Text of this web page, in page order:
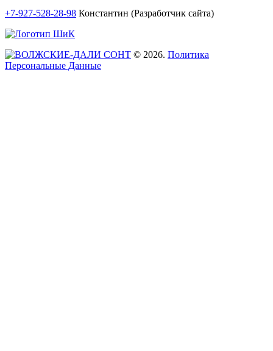
+7-927-528-28-98 Константин (Разработчик сайта)
© 2026. Политика
Персональные Данные